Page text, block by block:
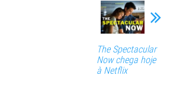
The Spectacular
Now chega hoje
à Netflix